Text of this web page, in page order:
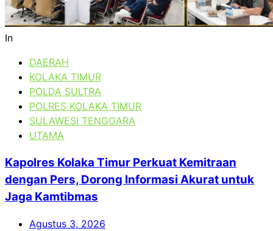
In
DAERAH
KOLAKA TIMUR
POLDA SULTRA
POLRES KOLAKA TIMUR
SULAWESI TENGGARA
UTAMA
Kapolres Kolaka Timur Perkuat Kemitraan
dengan Pers, Dorong Informasi Akurat untuk
Jaga Kamtibmas
Agustus 3, 2026